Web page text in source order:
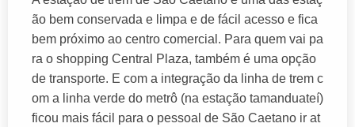
ão bem conservada e limpa e de fácil acesso e fica
bem próximo ao centro comercial. Para quem vai pa
ra o shopping Central Plaza, também é uma opção
de transporte. E com a integração da linha de trem c
om a linha verde do metrô (na estação tamanduateí)
ficou mais fácil para o pessoal de São Caetano ir at